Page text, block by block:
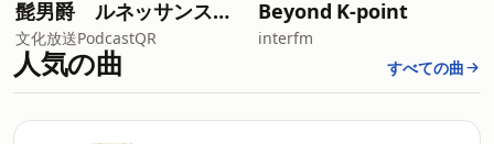
髭男爵 ルネッサンスラジオ
文化放送PodcastQR
Beyond K-point
interfm
人気の曲 すべての曲